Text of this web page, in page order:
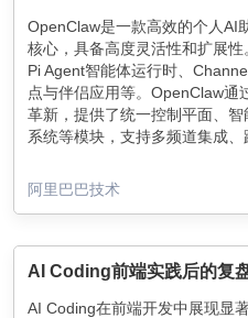
OpenClaw是一款高效的个人AI
核心，具备高度灵活性和扩展性
Pi Agent智能体运行时、
点与伴侣应用等。OpenClaw通
革新，提供了统一控制平面、
系统等模块，支持多频道集成、
阿里巴巴技术
AI Coding前端实践后的复
AI Coding在前端开发中展现显